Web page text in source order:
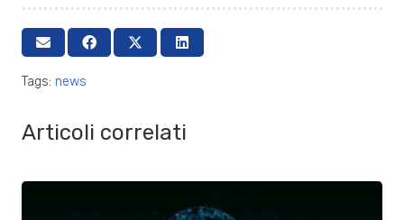
Tags: news
Articoli correlati